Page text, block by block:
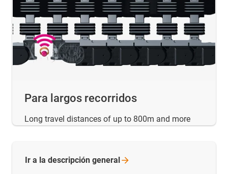
Para largos recorridos
Long travel distances of up to 800m and more
Ir a la descripción general